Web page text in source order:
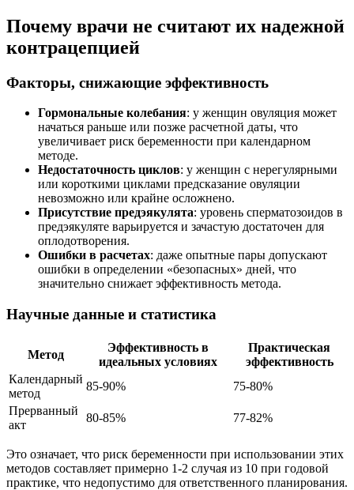
Почему врачи не считают их надежной
контрацепцией
Факторы, снижающие эффективность
Гормональные колебания: у женщин овуляция может
начаться раньше или позже расчетной даты, что
увеличивает риск беременности при календарном
методе.
Недостаточность циклов: у женщин с нерегулярными
или короткими циклами предсказание овуляции
невозможно или крайне осложнено.
Присутствие предэякулята: уровень сперматозоидов в
предэякуляте варьируется и зачастую достаточен для
оплодотворения.
Ошибки в расчетах: даже опытные пары допускают
ошибки в определении «безопасных» дней, что
значительно снижает эффективность метода.
Научные данные и статистика
Метод
Эффективность в
идеальных условиях
Практическая
эффективность
Календарный
метод
85-90%
75-80%
Прерванный
акт
80-85% 77-82%
Это означает, что риск беременности при использовании этих
методов составляет примерно 1-2 случая из 10 при годовой
практике, что недопустимо для ответственного планирования.